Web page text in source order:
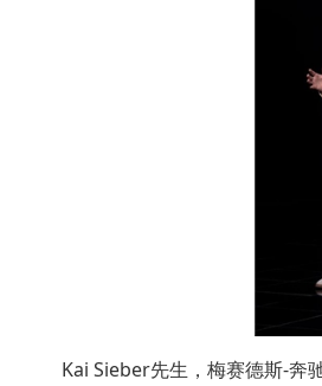
Kai Sieber先生，梅赛德斯-奔